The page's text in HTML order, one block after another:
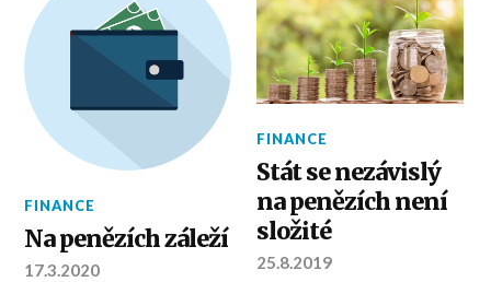
FINANCE
Na penězích záleží
17.3.2020
FINANCE
Stát se nezávislý
na penězích není
složité
25.8.2019